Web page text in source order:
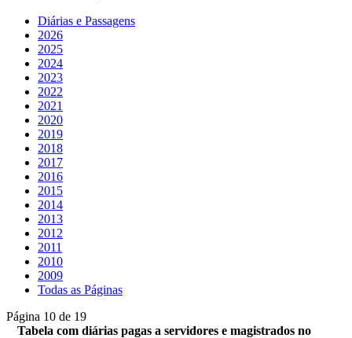
Diárias e Passagens
2026
2025
2024
2023
2022
2021
2020
2019
2018
2017
2016
2015
2014
2013
2012
2011
2010
2009
Todas as Páginas
Página 10 de 19
Tabela com diárias pagas a servidores e magistrados no